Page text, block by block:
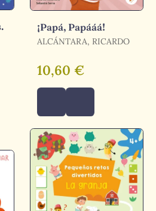
¡Papá, Papááá!
ALCÁNTARA, RICARDO
10,60 €